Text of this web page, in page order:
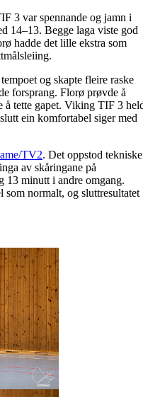
3 var spennande og jamn i
14–13. Begge laga viste god
hadde det lille ekstra som
og skapte fleire raske
forsprang. Florø prøvde å
å tette gapet. Viking TIF 3
ein komfortabel siger med
TV2. Det oppstod tekniske
av skåringane på
13 minutt i andre omgang.
normalt, og sluttresultatet